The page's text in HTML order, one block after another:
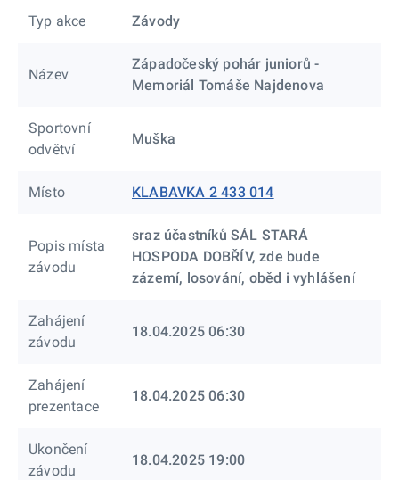
Typ akce Závody
Název
Západočeský pohár juniorů -
Memoriál Tomáše Najdenova
Sportovní
odvětví
Muška
Místo KLABAVKA 2 433 014
Popis místa
závodu
sraz účastníků SÁL STARÁ
HOSPODA DOBŘÍV, zde bude
zázemí, losování, oběd i vyhlášení
Zahájení
závodu
18.04.2025 06:30
Zahájení
prezentace
18.04.2025 06:30
Ukončení
závodu
18.04.2025 19:00